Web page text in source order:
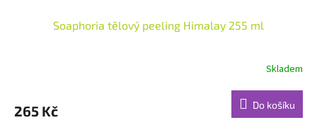
Soaphoria tělový peeling Himalay 255 ml
je
Skladem
265 Kč Do košíku